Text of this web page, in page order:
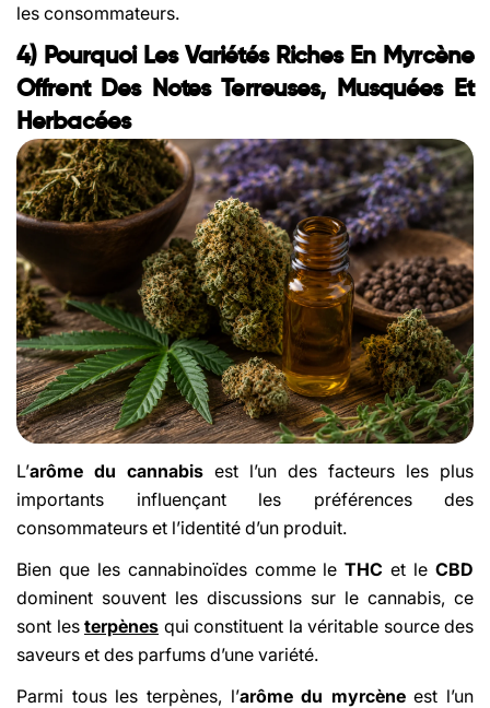
les consommateurs.
4) Pourquoi Les Variétés Riches En Myrcène
Offrent Des Notes Terreuses, Musquées Et
Herbacées
L’arôme du cannabis est l’un des facteurs les plus
importants influençant les préférences des
consommateurs et l’identité d’un produit.
Bien que les cannabinoïdes comme leTHC et leCBD
dominent souvent les discussions sur le cannabis, ce
sont les terpènes qui constituent la véritable source des
saveurs et des parfums d’une variété.
Parmi tous les terpènes, l’arôme du myrcèneest l’un